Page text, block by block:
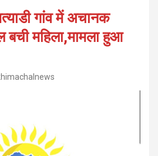
गांव में अचानक
बची महिला,मामला हुआ